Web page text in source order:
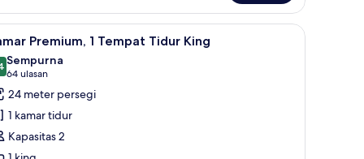
memori, dan brankas Seprai premium, selimut bulu angsa, busa
6 Premium, 1 Tempat Tidur King
dari 10
Sempurna
64 ulasan
(64
ulasan)
24 meter persegi
1 kamar tidur
Kapasitas 2